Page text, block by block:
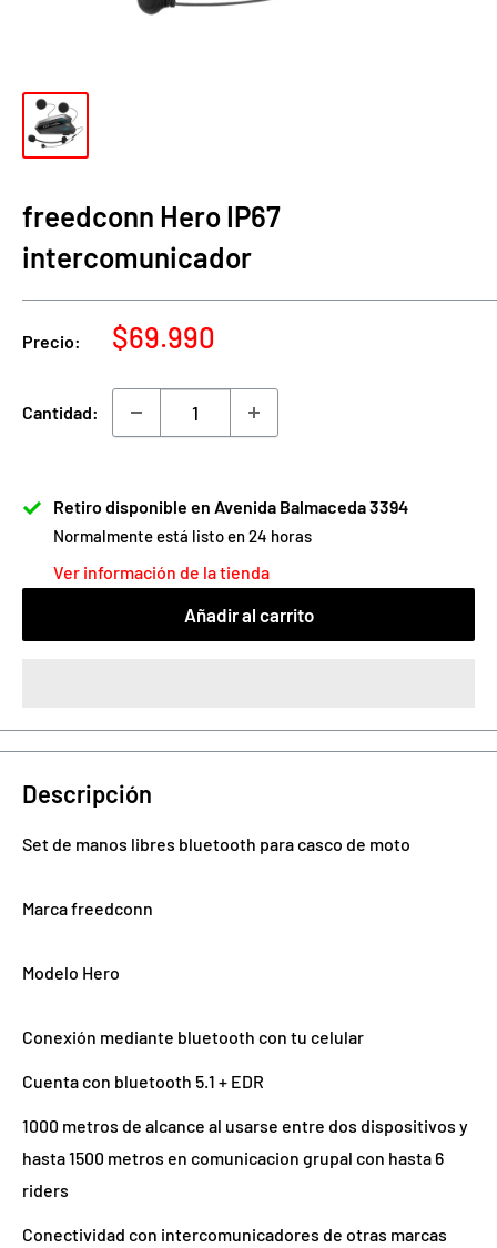
freedconn Hero IP67
intercomunicador
Precio:
Precio
venta
$69.990
Cantidad:
Retiro disponible en Avenida Balmaceda 3394
Normalmente está listo en 24 horas
Ver información de la tienda
Añadir al carrito
Descripción
Set de manos libres bluetooth para casco de moto
Marca freedconn
Modelo Hero
Conexión mediante bluetooth con tu celular
Cuenta con bluetooth 5.1 + EDR
1000 metros de alcance al usarse entre dos dispositivos y
hasta 1500 metros en comunicacion grupal con hasta 6
riders
Conectividad con intercomunicadores de otras marcas